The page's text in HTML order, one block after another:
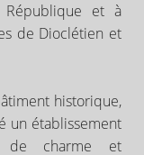
et à
de Dioclétien et
historique,
un établissement
de charme et